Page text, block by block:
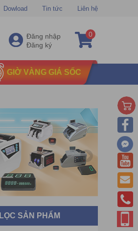
Dowload Tin tức Liên hệ
Đăng nhập
Đăng ký
0
GIỜ VÀNG GIÁ SỐC
LỌC SẢN PHẨM